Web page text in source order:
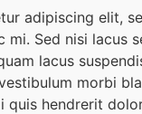
adipiscing elit,
Sed nisi lacus
lacus
morbi
quis hendrerit